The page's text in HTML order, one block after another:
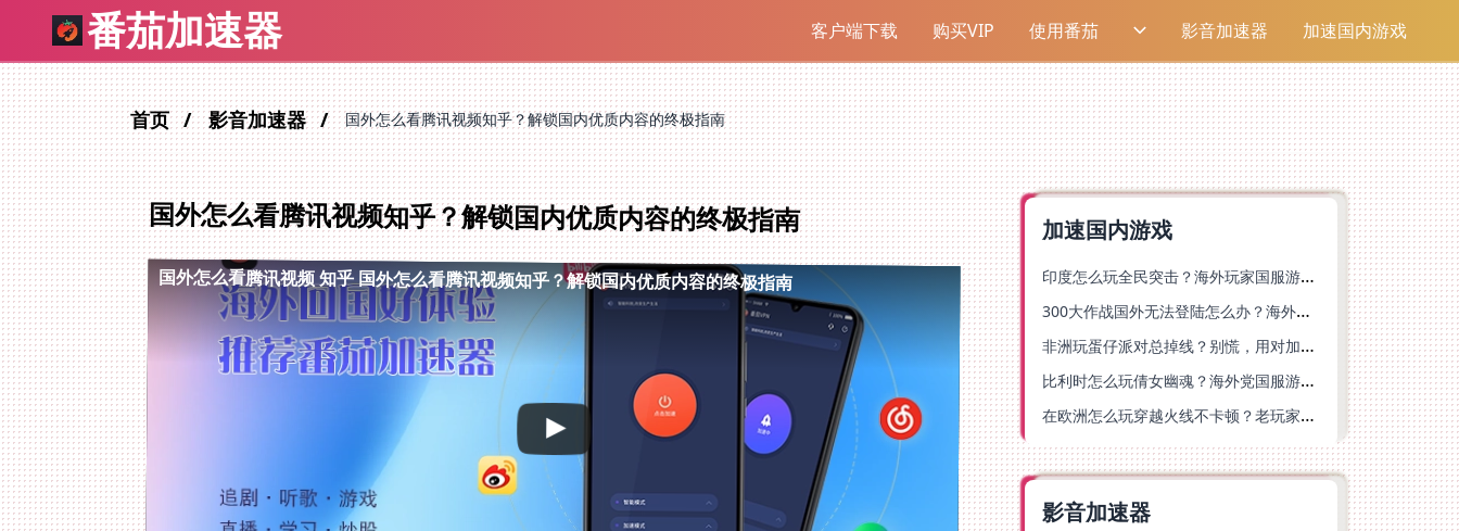
番茄加速器 客户端下载 购买VIP 使用番茄 影音加速器 加速国内游戏
首页 影音加速器 国外怎么看腾讯视频知乎？解锁国内优质内容的终极指南
国外怎么看腾讯视频知乎？解锁国内优质内容的终极指南
国外怎么看腾讯视频 知乎国外怎么看腾讯视频知乎？解锁国内优质内容的终极指南
加速国内游戏
印度怎么玩全民突击？海外玩家国服游戏加速器终极指南（附原神延迟优化+精灵之境加速器选择）
300大作战国外无法登陆怎么办？海外玩家国服畅玩终极指南（附实测推荐）
非洲玩蛋仔派对总掉线？别慌，用对加速器就能丝滑开跑！
比利时怎么玩倩女幽魂？海外党国服游戏加速避坑指南（附实测推荐）
在欧洲怎么玩穿越火线不卡顿？老玩家亲测有效的加速器选择指南
影音加速器